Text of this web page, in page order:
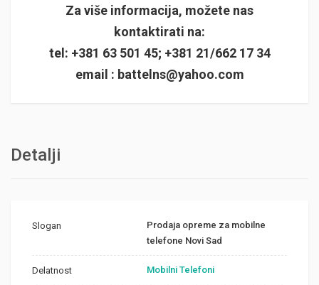
Za više informacija, možete nas
kontaktirati na:
tel: +381 63 501 45; +381 21/662 17 34
email : battelns@yahoo.com
Detalji
Slogan
Prodaja opreme za mobilne
telefone Novi Sad
Delatnost Mobilni Telefoni